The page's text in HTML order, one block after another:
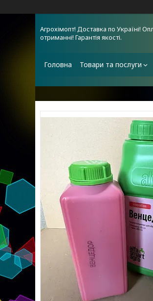
Агрохімопт! Доставка по Україні!
отриманні! Гарантія якості.
Головна Товари та послуги